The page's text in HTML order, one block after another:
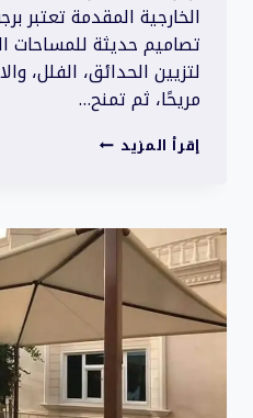
الخارجية المقدمة تعتبر
تصاميم حديثة للمساحات
لتزيين الحدائق، الفلل،
مريحًا، ثم تمنح…
إقرأ المزيد برجولات
تصاميم
حديثة
للمساحات
الخارجية